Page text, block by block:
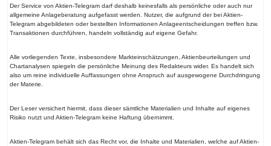
Der Service von Aktien-Telegram darf deshalb keinesfalls als persönliche oder auch nur
allgemeine Anlageberatung aufgefasst werden. Nutzer, die aufgrund der bei Aktien-
Telegram abgebildeten oder bestellten Informationen Anlageentscheidungen treffen bzw.
Transaktionen durchführen, handeln vollständig auf eigene Gefahr.
Alle vorliegenden Texte, insbesondere Markteinschätzungen, Aktienbeurteilungen und
Chartanalysen spiegeln die persönliche Meinung des Redakteurs wider. Es handelt sich
also um reine individuelle Auffassungen ohne Anspruch auf ausgewogene Durchdringung
der Materie.
Der Leser versichert hiermit, dass dieser sämtliche Materialien und Inhalte auf eigenes
Risiko nutzt und Aktien-Telegram keine Haftung übernimmt.
Aktien-Telegram behält sich das Recht vor, die Inhalte und Materialien, welche auf Aktien-